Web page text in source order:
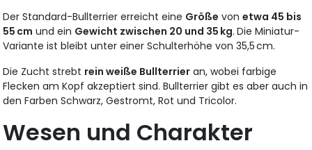
Der Standard-Bullterrier erreicht eine Größe vonetwa 45 bis
55 cm und ein Gewicht zwischen 20 und 35 kg. Die Miniatur-
Variante ist bleibt unter einer Schulterhöhe von 35,5 cm.
Die Zucht strebt rein weiße Bullterrier an, wobei farbige
Flecken am Kopf akzeptiert sind. Bullterrier gibt es aber auch in
den Farben Schwarz, Gestromt, Rot und Tricolor.
Wesen und Charakter